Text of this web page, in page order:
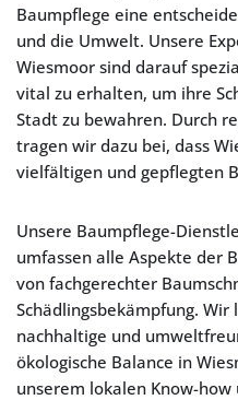
Baumpflege eine
und die Umwelt. Unsere
Wiesmoor sind darauf
vital zu erhalten, um ihre
Stadt zu bewahren. Durch
tragen wir dazu bei, dass
vielfältigen und gepflegten
Unsere Baumpflege-
umfassen alle Aspekte der
von fachgerechter
Schädlingsbekämpfung.
nachhaltige und
ökologische Balance in
unserem lokalen Know-